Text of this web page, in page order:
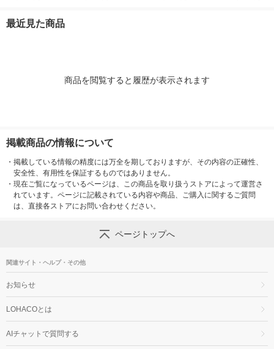
最近見た商品
商品を閲覧すると履歴が表示されます
掲載商品の情報について
・ 掲載している情報の精度には万全を期しておりますが、その内容の正確性、
安全性、有用性を保証するものではありません。
・ 現在ご覧になっているページは、この商品を取り扱うストアによって運営さ
れています。ページに記載されている内容や商品、ご購入に関するご質問
は、直接各ストアにお問い合わせください。
ページトップへ
関連サイト・ヘルプ・その他
お知らせ
LOHACOとは
AIチャットで質問する